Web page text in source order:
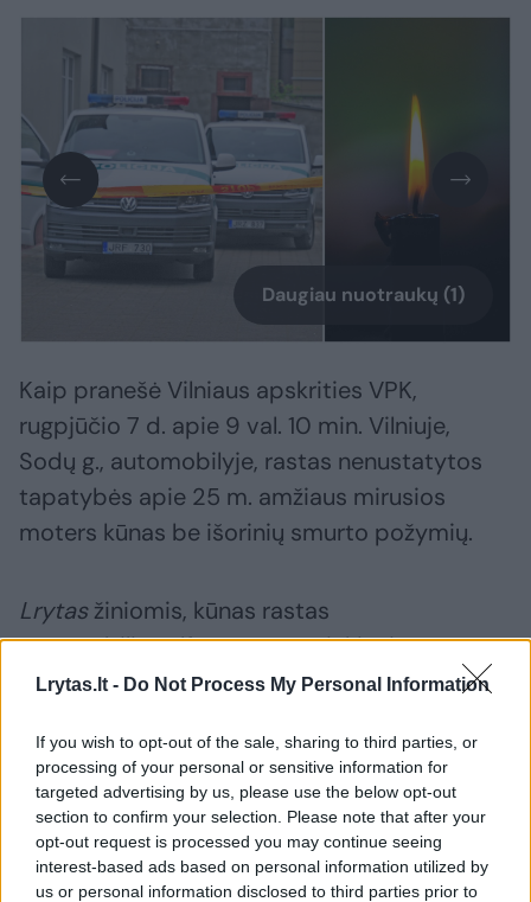
Lrytas.lt - Do Not Process My Personal Information
If you wish to opt-out of the sale, sharing to third parties, or
processing of your personal or sensitive information for
targeted advertising by us, please use the below opt-out
section to confirm your selection. Please note that after your
opt-out request is processed you may continue seeing
interest-based ads based on personal information utilized by
us or personal information disclosed to third parties prior to
Daugiau nuotraukų (1)
Kaip pranešė Vilniaus apskrities VPK,
rugpjūčio 7 d. apie 9 val. 10 min. Vilniuje,
Sodų g., automobilyje, rastas nenustatytos
tapatybės apie 25 m. amžiaus mirusios
moters kūnas be išorinių smurto požymių.
Lrytasžiniomis, kūnas rastas
automobilio „Alfa Romeo“ priekinėje
sėdynėje. Automobilyje nejudančią moterį
Žmonės kilo įtarimas, kad jaunai moteriai
kažkas negerai, todėl jie iškvietė greitosios
pagalbos medikus.